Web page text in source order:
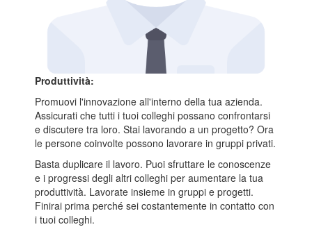
Produttività:
Promuovi l'innovazione all'interno della tua azienda.
Assicurati che tutti i tuoi colleghi possano confrontarsi
e discutere tra loro. Stai lavorando a un progetto? Ora
le persone coinvolte possono lavorare in gruppi privati.
Basta duplicare il lavoro. Puoi sfruttare le conoscenze
e i progressi degli altri colleghi per aumentare la tua
produttività. Lavorate insieme in gruppi e progetti.
Finirai prima perché sei costantemente in contatto con
i tuoi colleghi.